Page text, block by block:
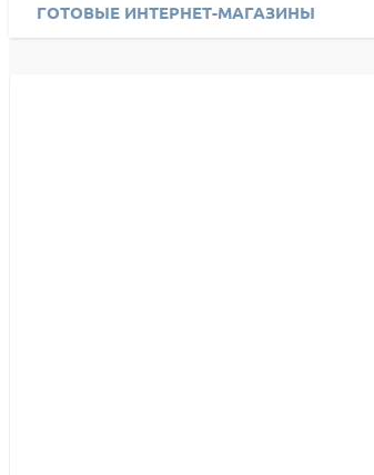
ГОТОВЫЕ ИНТЕРНЕТ-МАГАЗИНЫ